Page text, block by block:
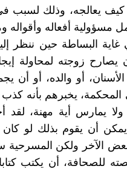
يعالجه، وذلك لسبب
مسؤولية أفعاله وأقواله
البساطة حين ننظر
يصارح زوجته لمحاولة
أو والده، أو أن
يخبرهم بأنه كذب
ولا يمارس أية مهنة، لقد
أن يقوم بذلك لو كان
الآخر ولكن المسرحية
للصحافة، أن يكتب كتابا